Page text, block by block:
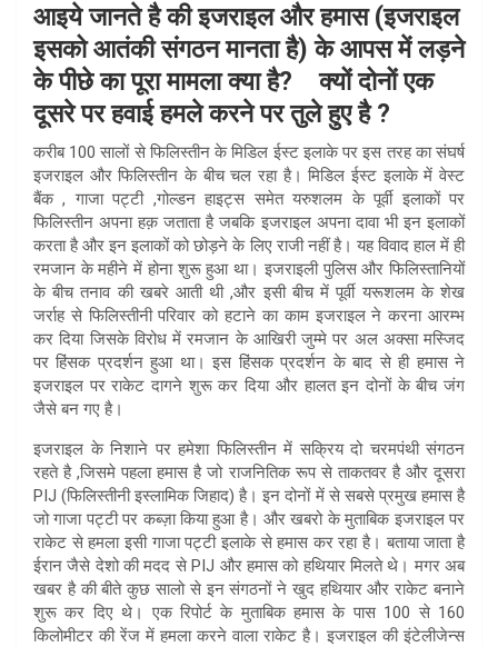
आइये जानते है की इजराइल और हमास (इजराइल
इसको आतंकी संगठन मानता है) के आपस में लड़ने
के पीछे का पूरा मामला क्या है? क्यों दोनों एक
दूसरे पर हवाई हमले करने पर तुले हुए है ?
करीब 100 सालों से फिलिस्तीन के मिडिल ईस्ट इलाके पर इस तरह का संघर्ष
इजराइल और फिलिस्तीन के बीच चल रहा है। मिडिल ईस्ट इलाके में वेस्ट
बैंक , गाजा पट्टी ,गोल्डन हाइट्स समेत यरुशलम के पूर्वी इलाकों पर
फिलिस्तीन अपना हक़ जताता है जबकि इजराइल अपना दावा भी इन इलाकों
करता है और इन इलाकों को छोड़ने के लिए राजी नहीं है। यह विवाद हाल में ही
रमजान के महीने में होना शुरू हुआ था। इजराइली पुलिस और फिलिस्तानियों
के बीच तनाव की खबरे आती थी ,और इसी बीच में पूर्वी यरूशलम के शेख
जर्राह से फिलिस्तीनी परिवार को हटाने का काम इजराइल ने करना आरम्भ
कर दिया जिसके विरोध में रमजान के आखिरी जुम्मे पर अल अक्सा मस्जिद
पर हिंसक प्रदर्शन हुआ था। इस हिंसक प्रदर्शन के बाद से ही हमास ने
इजराइल पर राकेट दागने शुरू कर दिया और हालत इन दोनों के बीच जंग
जैसे बन गए है।
इजराइल के निशाने पर हमेशा फिलिस्तीन में सक्रिय दो चरमपंथी संगठन
रहते है ,जिसमे पहला हमास है जो राजनितिक रूप से ताकतवर है और दूसरा
PIJ (फिलिस्तीनी इस्लामिक जिहाद) है। इन दोनों में से सबसे प्रमुख हमास है
जो गाजा पट्टी पर कब्ज़ा किया हुआ है। और खबरो के मुताबिक इजराइल पर
राकेट से हमला इसी गाजा पट्टी इलाके से हमास कर रहा है। बताया जाता है
ईरान जैसे देशो की मदद से PIJ और हमास को हथियार मिलते थे। मगर अब
खबर है की बीते कुछ सालो से इन संगठनों ने खुद हथियार और राकेट बनाने
शुरू कर दिए थे। एक रिपोर्ट के मुताबिक हमास के पास 100 से 160
किलोमीटर की रेंज में हमला करने वाला राकेट है। इजराइल की इंटेलीजेन्स